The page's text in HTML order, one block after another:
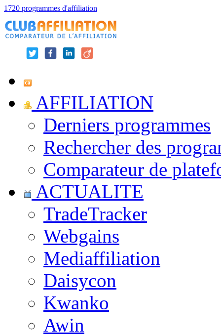
1720 programmes d'affiliation
AFFILIATION
Derniers programmes
Rechercher des
Comparateur de
ACTUALITE
TradeTracker
Webgains
Mediaffiliation
Daisycon
Kwanko
Awin